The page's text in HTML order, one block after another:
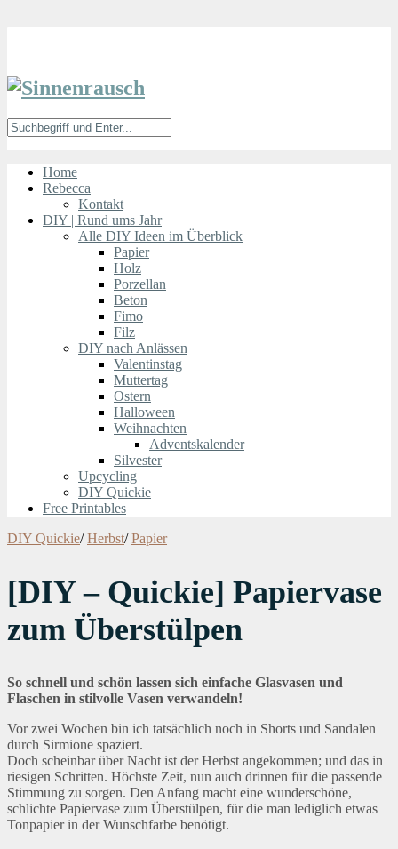
Home
Rebecca
Kontakt
DIY | Rund ums Jahr
Alle DIY Ideen im Überblick
Papier
Holz
Porzellan
Beton
Fimo
Filz
DIY nach Anlässen
Valentinstag
Muttertag
Ostern
Halloween
Weihnachten
Adventskalender
Silvester
Upcycling
DIY Quickie
Free Printables
DIY Quickie/ Herbst/ Papier
[DIY – Quickie] Papiervase
zum Überstülpen
So schnell und schön lassen sich einfache Glasvasen und
Flaschen in stilvolle Vasen verwandeln!
Vor zwei Wochen bin ich tatsächlich noch in Shorts und Sandalen
durch Sirmione spaziert.
Doch scheinbar über Nacht ist der Herbst angekommen; und das in
riesigen Schritten. Höchste Zeit, nun auch drinnen für die passende
Stimmung zu sorgen. Den Anfang macht eine wunderschöne,
schlichte Papiervase zum Überstülpen, für die man lediglich etwas
Tonpapier in der Wunschfarbe benötigt.